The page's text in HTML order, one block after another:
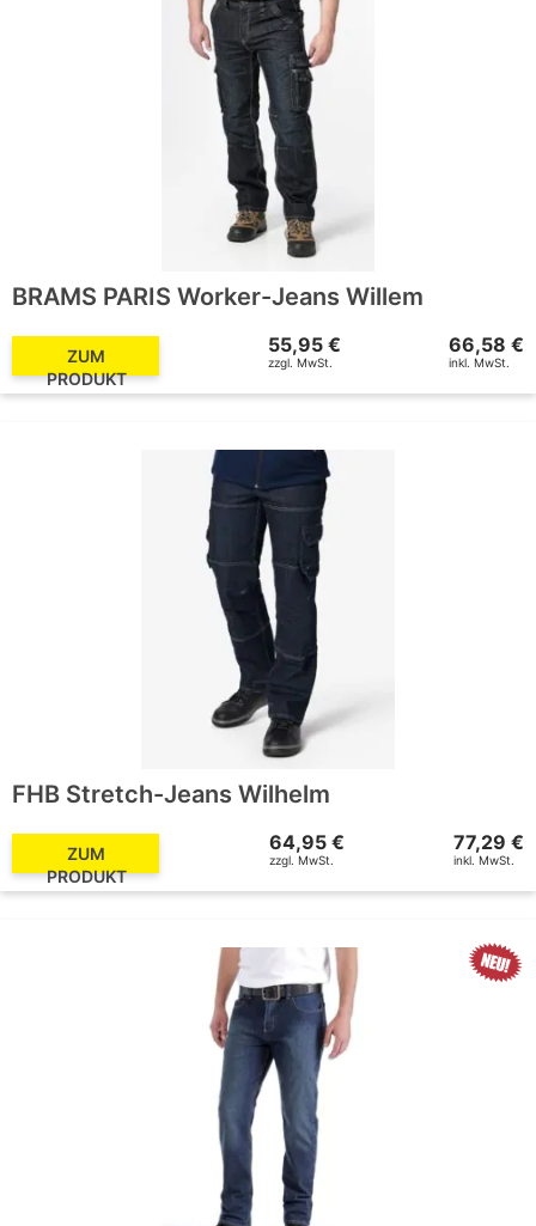
BRAMS PARIS Worker-Jeans Willem
ZUM
PRODUKT
55,95 €
zzgl. MwSt.
66,58 €
inkl. MwSt.
FHB Stretch-Jeans Wilhelm
ZUM
PRODUKT
64,95 €
zzgl. MwSt.
77,29 €
inkl. MwSt.